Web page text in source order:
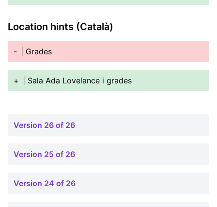
Location hints (Català)
- | Grades
+ | Sala Ada Lovelance i grades
Version 26 of 26
Version 25 of 26
Version 24 of 26